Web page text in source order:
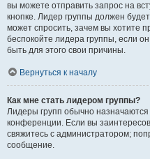
вы можете отправить запрос на
кнопке. Лидер группы должен
может спросить, зачем вы хотите
беспокойте лидера группы, если
быть для этого свои причины.
Вернуться к началу
Как мне стать лидером группы?
Лидеры групп обычно
конференции. Если вы
свяжитесь с администратором;
сообщение.